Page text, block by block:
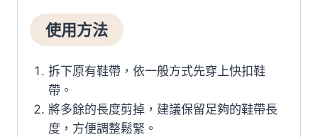
使用方法
拆下原有鞋帶，依一般方式先穿上快扣鞋
帶。
將多餘的長度剪掉，建議保留足夠的鞋帶長
度，方便調整鬆緊。